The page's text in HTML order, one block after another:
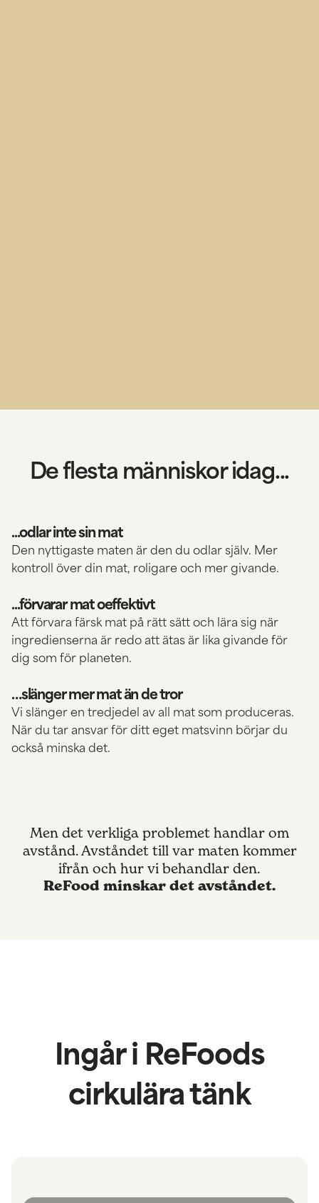
De flesta människor idag...
...odlar inte sin mat
Den nyttigaste maten är den du odlar själv. Mer
kontroll över din mat, roligare och mer givande.
...förvarar mat oeffektivt
Att förvara färsk mat på rätt sätt och lära sig när
ingredienserna är redo att ätas är lika givande för
dig som för planeten.
…slänger mer mat än de tror
Vi slänger en tredjedel av all mat som produceras.
När du tar ansvar för ditt eget matsvinn börjar du
också minska det.
Men det verkliga problemet handlar om
avstånd. Avståndet till var maten kommer
ifrån och hur vi behandlar den.
ReFood minskar det avståndet.
Ingår i ReFoods
cirkulära tänk